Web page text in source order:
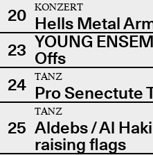
20
KONZERT
Hells Metal
23 YOUNG
Offs
24
TANZ
Pro Senectute
25
TANZ
Aldebs / Al
raising flags